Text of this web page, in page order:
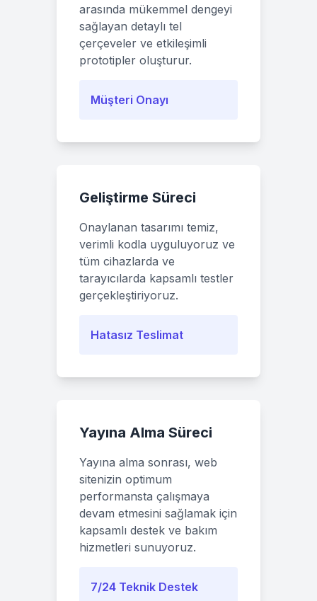
arasında mükemmel dengeyi
sağlayan detaylı tel
çerçeveler ve etkileşimli
prototipler oluşturur.
Müşteri Onayı
Geliştirme Süreci
Onaylanan tasarımı temiz,
verimli kodla uyguluyoruz ve
tüm cihazlarda ve
tarayıcılarda kapsamlı testler
gerçekleştiriyoruz.
Hatasız Teslimat
Yayına Alma Süreci
Yayına alma sonrası, web
sitenizin optimum
performansta çalışmaya
devam etmesini sağlamak için
kapsamlı destek ve bakım
hizmetleri sunuyoruz.
7/24 Teknik Destek